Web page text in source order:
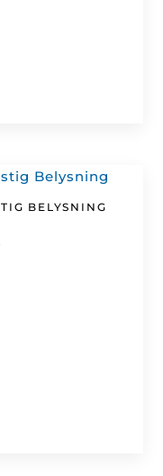
BELYSNING